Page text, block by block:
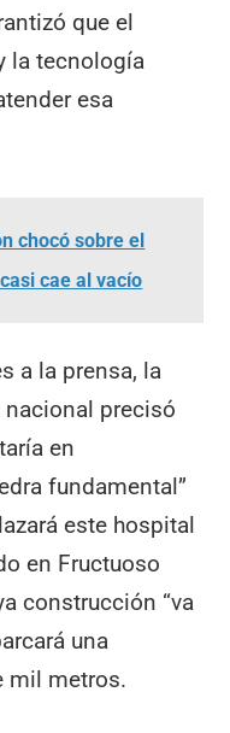
que el
la tecnología
esa
chocó sobre el
cae al vacío
a la prensa, la
precisó
en
fundamental”
este hospital
en Fructuoso
construcción “va
una
mil metros.